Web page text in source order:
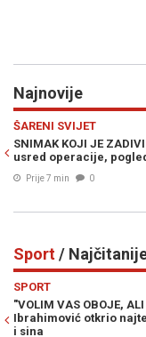
Najnovije
Japan
SHOW
pogledajte
Prije 8 min
Previous
Sport/
Zlatan
napustio ženu
LIVNJAK
trenersku